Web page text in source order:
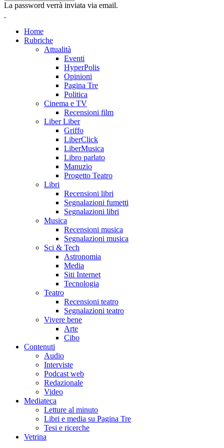
La password verrà inviata via email.
Home
Rubriche
Attualità
Eventi
HyperPolis
Opinioni
Pagina Tre
Politica
Cinema e TV
Recensioni film
Liber Liber
Griffo
LiberClick
LiberMusica
Libro parlato
Manuzio
Progetto Teatro
Libri
Recensioni libri
Segnalazioni fumetti
Segnalazioni libri
Musica
Recensioni musica
Segnalazioni musica
Sci & Tech
Astronomia
Media
Siti Internet
Tecnologia
Teatro
Recensioni teatro
Segnalazioni teatro
Vivere bene
Arte
Cibo
Contenuti
Audio
Interviste
Podcast web
Redazionale
Video
Mediateca
Letture al minuto
Libri e media su Pagina Tre
Tesi e ricerche
Vetrina